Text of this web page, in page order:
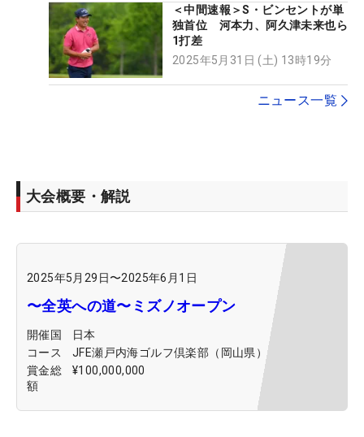
＜中間速報＞S・ビンセントが単
独首位 河本力、阿久津未来也ら
1打差
2025年5月31日 (土) 13時19分
ニュース一覧
大会概要・解説
2025年5月29日〜2025年6月1日
〜全英への道〜ミズノオープン
開催国
日本
コース
JFE瀬戸内海ゴルフ倶楽部（岡山県）
賞金総
額
¥100,000,000